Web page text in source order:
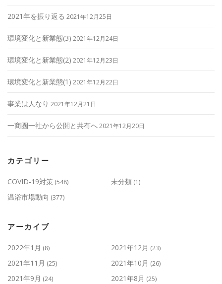
2021年を振り返る 2021年12月25日
環境変化と新業態(3) 2021年12月24日
環境変化と新業態(2) 2021年12月23日
環境変化と新業態(1) 2021年12月22日
事業は人なり 2021年12月21日
一商圏一社から公開と共有へ2021年12月20日
カテゴリー
COVID-19対策 (548) 未分類 (1)
温浴市場動向 (377)
アーカイブ
2022年1月 (8) 2021年12月 (23)
2021年11月 (25) 2021年10月 (26)
2021年9月 (24) 2021年8月 (25)